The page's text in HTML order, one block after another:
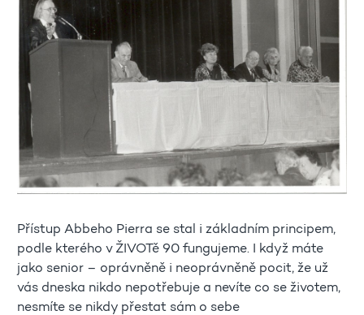
Přístup Abbeho Pierra se stal i základním principem,
podle kterého v ŽIVOTě 90 fungujeme. I když máte
jako senior – oprávněně i neoprávněně pocit, že už
vás dneska nikdo nepotřebuje a nevíte co se životem,
nesmíte se nikdy přestat sám o sebe